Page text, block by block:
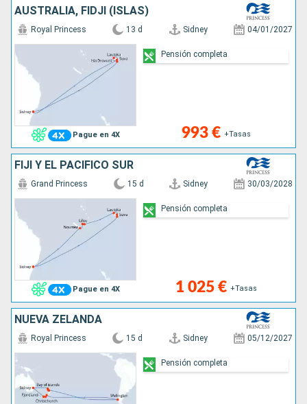
AUSTRALIA, FIDJI (ISLAS)
Pague en 4X
Royal Princess 13 d Sidney 04/01/2027
993 € +Tasas
Pensión completa
FIJI Y EL PACÍFICO SUR
Pague en 4X
Grand Princess 15 d Sidney 30/03/2028
1 025 € +Tasas
Pensión completa
NUEVA ZELANDA
Royal Princess 15 d Sidney 05/12/2027
Pensión completa